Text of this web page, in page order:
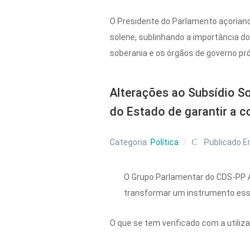
O Presidente do Parlamento
solene, sublinhando a importância
soberania e os órgãos de governo
Alterações ao Subsídio
do Estado de garantir a
Categoria: Política Publicado
O Grupo Parlamentar do CDS-
transformar um instrumento
O que se tem verificado com a